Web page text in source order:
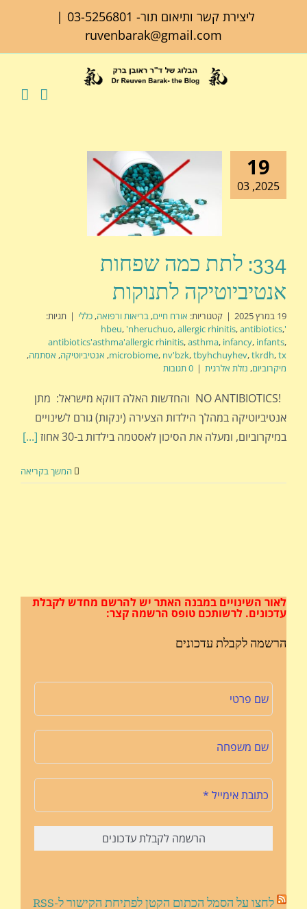
ליצירת קשר ותיאום תור- 03-5256801
|
ruvenbarak@gmail.com
19
2025, 03
334: לתת כמה שפחות
אנטיביוטיקה לתנוקות
19 במרץ 2025 | קטגוריות: אורח חיים, בריאות ורפואה, כללי | תגיות:
'hbeu
, 'nheruchuo,allergic rhinitis,antibiotics,
antibiotics'asthma'allergic rhinitis,asthma, infancy, infants,
microbiome, nv'bzk,tbyhchuyhev,tkrdh,tx
, אנטיביוטיקה, אסתמה,
מיקרוביום, נזלת אלרגית | 0 תגובות
!NO ANTIBIOTICS והחדשות האלה דווקא מישראל: מתן
אנטיביוטיקה במהלך הילדות הצעירה (ינקות) גורם לשינויים
במיקרוביום, ומעלה את הסיכון לאסטמה בילדות ב-30 אחוז
[...]
המשך בקריאה
לאור השינויים במבנה האתר יש להרשם מחדש לקבלת
עדכונים. לרשותכם טופס הרשמה קצר:
הרשמה לקבלת עדכונים
לחצו על הסמל הכתום הקטן לפתיחת הקישור ל-RSS